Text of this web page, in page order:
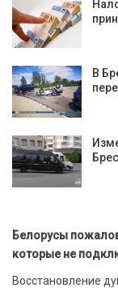
В
Белорусы
которые не
Восстановление